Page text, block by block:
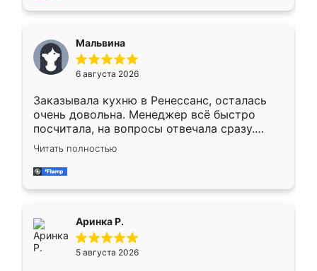
меньше, здесь же он более разнообразный.
Мне нравится ,если что-то потребуется из
мебели буду заказывать только здесь.
Мальвина
6 августа 2026
Заказывала кухню в Ренессанс, осталась
очень довольна. Менеджер всё быстро
посчитала, на вопросы отвечала сразу.
Замерщик приехал в субботу, подошёл к
делу со всей ответственностью. Собрали
за день, ребята работали аккуратно, даже
Читать полностью
Аринка Р.
5 августа 2026